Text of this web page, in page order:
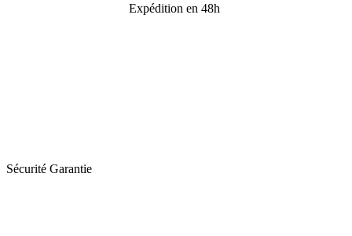
Expédition en 48h
Sécurité Garantie